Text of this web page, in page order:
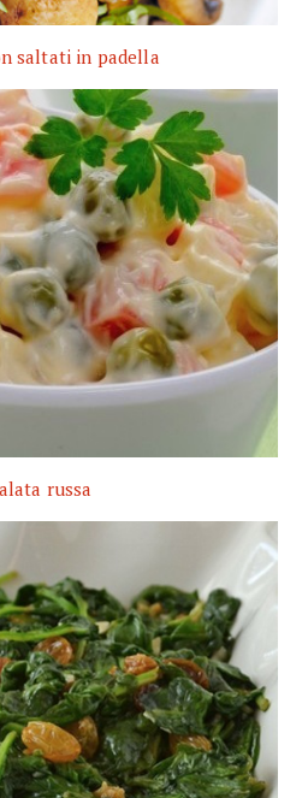
saltati in padella
russa